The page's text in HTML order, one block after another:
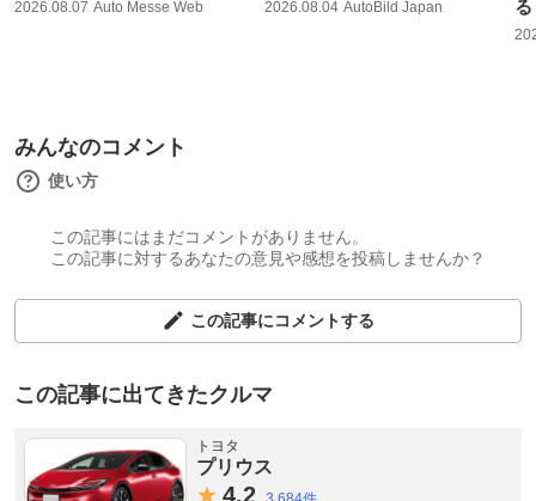
2026.08.07 Auto Messe Web 2026.08.04 AutoBild Japan
みんなのコメント
使い方
この記事にはまだコメントがありません。
この記事に対するあなたの意見や感想を投稿しませんか？
この記事にコメントする
この記事に出てきたクルマ
トヨタ
プリウス
4.2